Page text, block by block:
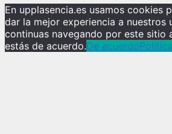
En upplasencia.es usamos cookies
dar la mejor experiencia a nuestros
continuas navegando por este sitio
estás de acuerdo.De acuerdo